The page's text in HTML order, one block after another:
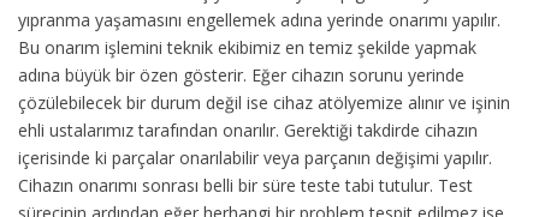
yıpranma yaşamasını engellemek adına yerinde onarımı yapılır.
Bu onarım işlemini teknik ekibimiz en temiz şekilde yapmak
adına büyük bir özen gösterir. Eğer cihazın sorunu yerinde
çözülebilecek bir durum değil ise cihaz atölyemize alınır ve işinin
ehli ustalarımız tarafından onarılır. Gerektiği takdirde cihazın
içerisinde ki parçalar onarılabilir veya parçanın değişimi yapılır.
Cihazın onarımı sonrası belli bir süre teste tabi tutulur. Test
sürecinin ardından eğer herhangi bir problem tespit edilmez ise